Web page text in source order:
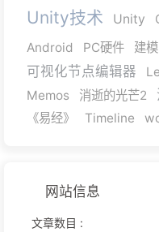
Unity技术 Unity
Android
PC硬件 建模
可视化节点编辑器
Memos
消逝的光芒2
《易经》
Timeline
网站信息
文章数目 :